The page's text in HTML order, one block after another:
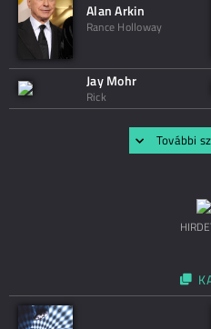
Alan Arkin
Rance Holloway
Jay Mohr
Rick
További